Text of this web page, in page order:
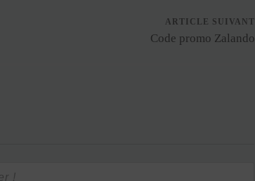
ARTICLE SUIVANT
Code promo Zalando